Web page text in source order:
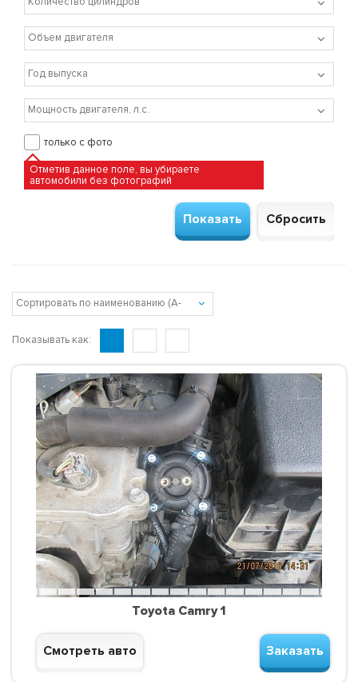
только с фото
Отметив данное поле, вы убираете
автомобили без фотографий
Показывать как:
Toyota Camry 1
Смотреть авто Заказать